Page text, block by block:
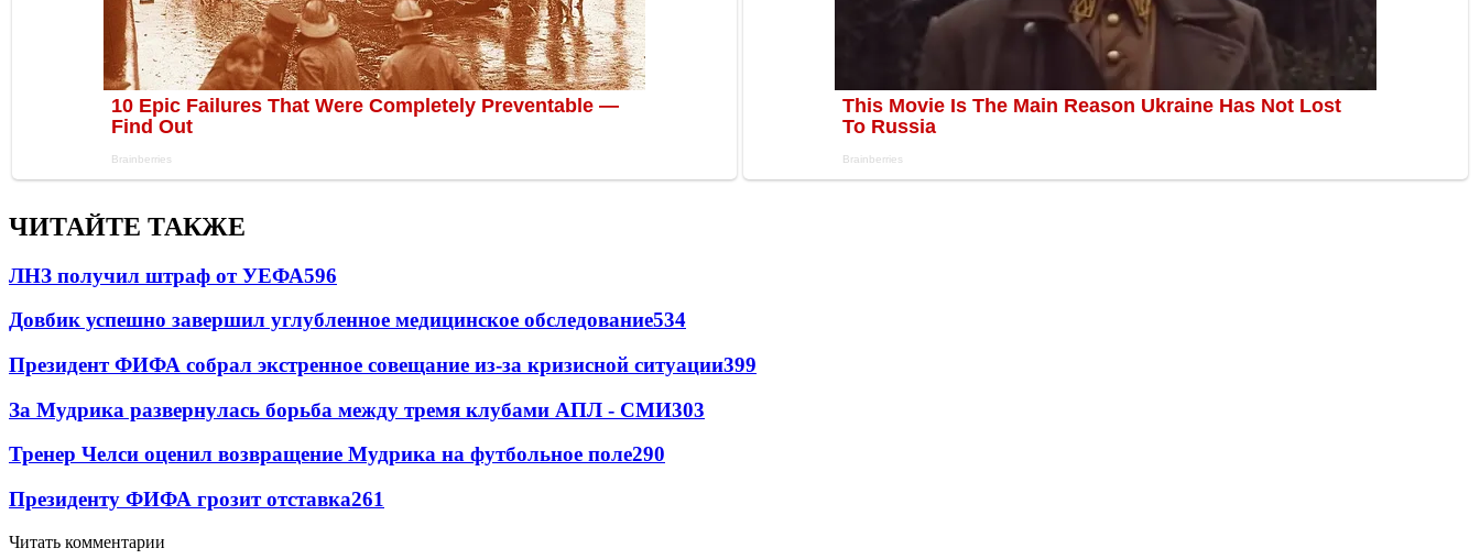
ЧИТАЙТЕ ТАКЖЕ
ЛНЗ получил штраф от УЕФА596
Довбик успешно завершил углубленное медицинское обследование534
Президент ФИФА собрал экстренное совещание из-за кризисной ситуации399
За Мудрика развернулась борьба между тремя клубами АПЛ - СМИ303
Тренер Челси оценил возвращение Мудрика на футбольное поле290
Президенту ФИФА грозит отставка261
Читать комментарии